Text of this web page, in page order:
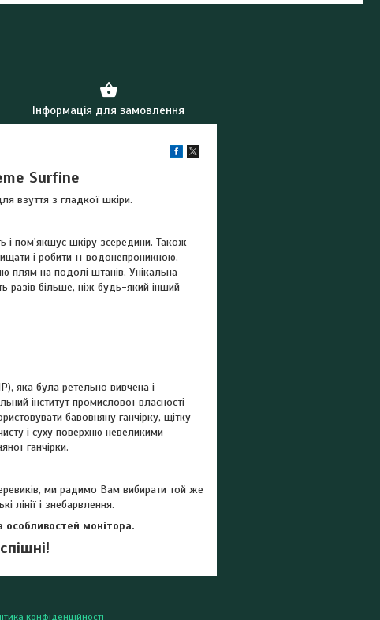
Інформація для замовлення
Surfine
взуття з гладкої шкіри.
і пом'якшує шкіру зсередини. Також
і робити її водонепроникною.
плям на подолі штанів. Унікальна
разів більше, ніж будь-який інший
яка була ретельно вивчена і
інститут промислової власності
бавовняну ганчірку, щітку
і суху поверхню невеликими
ганчірки.
ми радимо Вам вибирати той же
лінії і знебарвлення.
особливостей монітора.
конфіденційності